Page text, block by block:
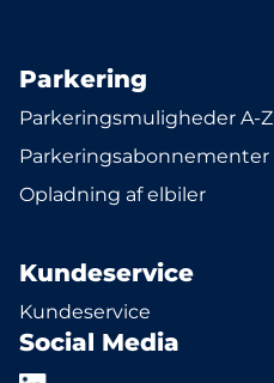
Parkering
Parkeringsmuligheder A-Z
Parkeringsabonnementer
Opladning af elbiler
Kundeservice
Kundeservice
Social Media